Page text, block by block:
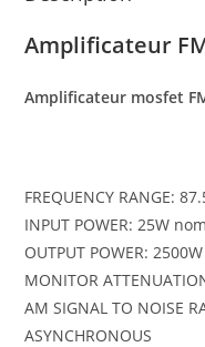
Amplificateur
Amplificateur mosfet
FREQUENCY RANGE:
INPUT POWER: 25W
OUTPUT POWER: 2500W
MONITOR
AM SIGNAL TO NOISE
ASYNCHRONOUS